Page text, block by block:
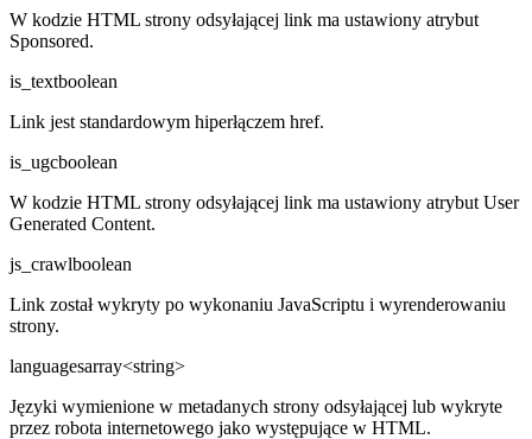
W kodzie HTML strony odsyłającej link ma ustawiony atrybut
Sponsored.
is_textboolean
Link jest standardowym hiperłączem href.
is_ugcboolean
W kodzie HTML strony odsyłającej link ma ustawiony atrybut User
Generated Content.
js_crawlboolean
Link został wykryty po wykonaniu JavaScriptu i wyrenderowaniu
strony.
languagesarray<string>
Języki wymienione w metadanych strony odsyłającej lub wykryte
przez robota internetowego jako występujące w HTML.